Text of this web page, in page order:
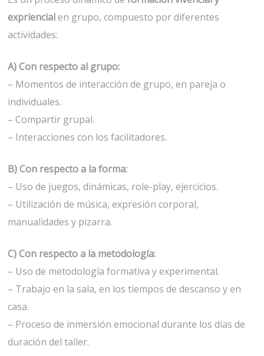
expriencialen grupo, compuesto por diferentes
actividades:
A) Con respecto al grupo:
– Momentos de interacción de grupo, en pareja o
individuales.
– Compartir grupal.
– Interacciones con los facilitadores.
B) Con respecto a la forma:
– Uso de juegos, dinámicas, role-play, ejercicios.
– Utilización de música, expresión corporal,
manualidades y pizarra.
C) Con respecto a la metodología:
– Uso de metodología formativa y experimental.
– Trabajo en la sala, en los tiempos de descanso y en
casa.
– Proceso de inmersión emocional durante los días de
duración del taller.